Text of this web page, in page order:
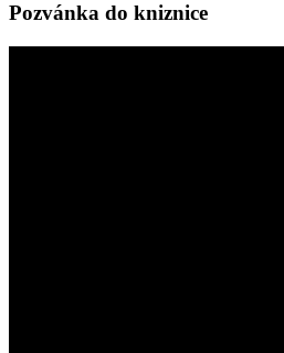
Pozvánka do kniznice